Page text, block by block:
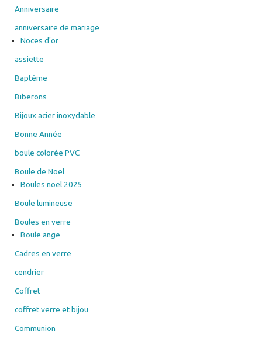
page
Anniversaire
anniversaire de mariage
Noces d'or
assiette
Baptême
Biberons
Bijoux acier inoxydable
Bonne Année
boule colorée PVC
Boule de Noel
Boules noel 2025
Boule lumineuse
Boules en verre
Boule ange
Cadres en verre
cendrier
Coffret
coffret verre et bijou
Communion